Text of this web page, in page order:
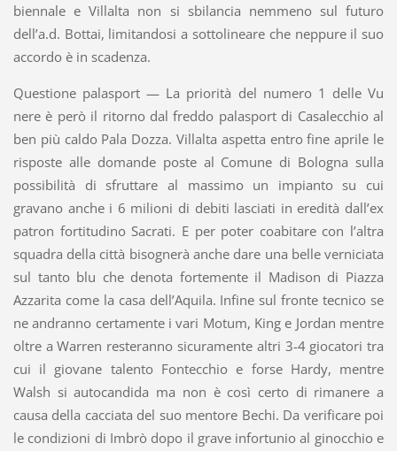
biennale e Villalta non si sbilancia nemmeno sul futuro
dell’a.d. Bottai, limitandosi a sottolineare che neppure il suo
accordo è in scadenza.
Questione palasport — La priorità del numero 1 delle Vu
nere è però il ritorno dal freddo palasport di Casalecchio al
ben più caldo Pala Dozza. Villalta aspetta entro fine aprile le
risposte alle domande poste al Comune di Bologna sulla
possibilità di sfruttare al massimo un impianto su cui
gravano anche i 6 milioni di debiti lasciati in eredità dall’ex
patron fortitudino Sacrati. E per poter coabitare con l’altra
squadra della città bisognerà anche dare una belle verniciata
sul tanto blu che denota fortemente il Madison di Piazza
Azzarita come la casa dell’Aquila. Infine sul fronte tecnico se
ne andranno certamente i vari Motum, King e Jordan mentre
oltre a Warren resteranno sicuramente altri 3-4 giocatori tra
cui il giovane talento Fontecchio e forse Hardy, mentre
Walsh si autocandida ma non è così certo di rimanere a
causa della cacciata del suo mentore Bechi. Da verificare poi
le condizioni di Imbrò dopo il grave infortunio al ginocchio e